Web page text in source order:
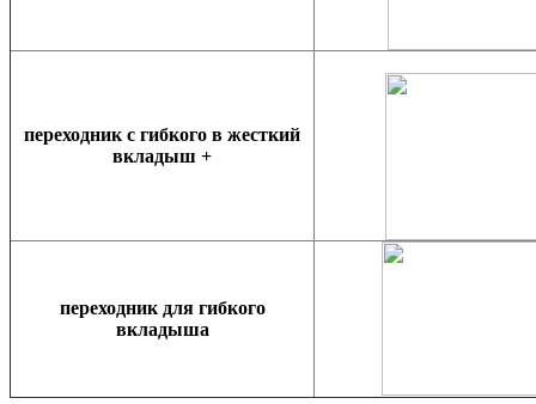
переходник с гибкого в жесткий
вкладыш +
переходник для гибкого
вкладыша